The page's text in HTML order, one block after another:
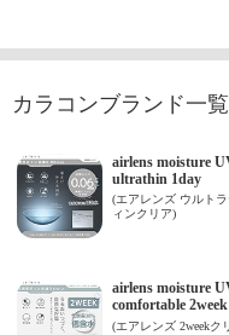
カラコンブランド一覧